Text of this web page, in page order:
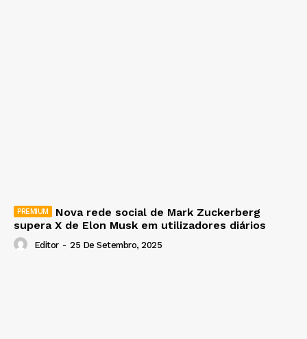
Nova rede social de Mark Zuckerberg
supera X de Elon Musk em utilizadores diários
Editor - 25 De Setembro, 2025